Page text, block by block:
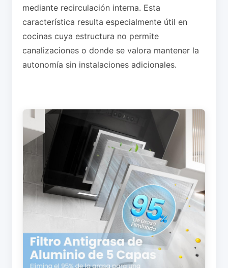
mediante recirculación interna. Esta
característica resulta especialmente útil en
cocinas cuya estructura no permite
canalizaciones o donde se valora mantener la
autonomía sin instalaciones adicionales.